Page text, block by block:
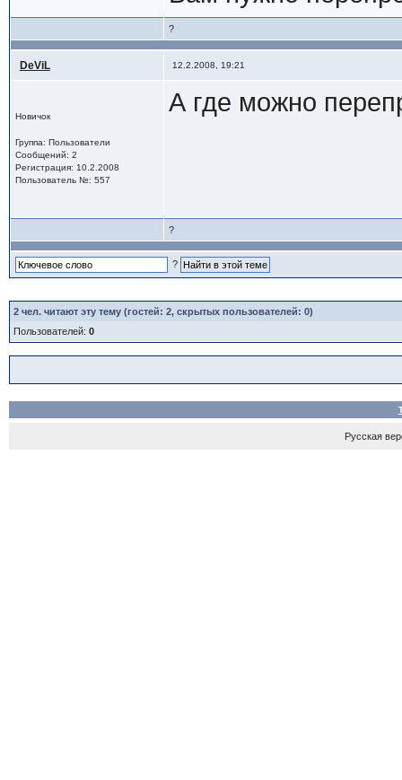
?
DeViL 12.2.2008, 19:21
Новичок
Группа: Пользователи
Сообщений: 2
Регистрация: 10.2.2008
Пользователь №: 557
А где можно
?
?
2чел. читают эту тему (гостей: 2, скрытых пользователей: 0)
Пользователей: 0
Русская